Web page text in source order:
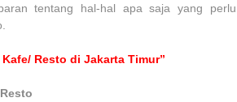
tentang hal-hal apa saja yang perlu
Resto di Jakarta Timur”